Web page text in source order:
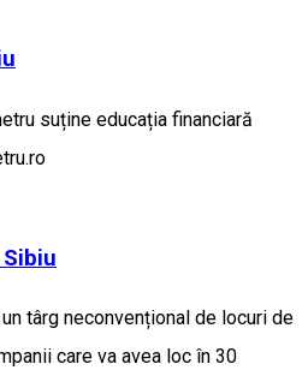
suține educația financiară
târg neconvențional de locuri de
care va avea loc în 30